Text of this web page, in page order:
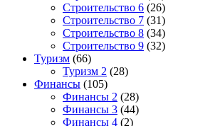
Строительство 6 (26)
Строительство 7 (31)
Строительство 8 (34)
Строительство 9 (32)
Туризм (66)
Туризм 2 (28)
Финансы (105)
Финансы 2 (28)
Финансы 3 (44)
Финансы 4 (2)